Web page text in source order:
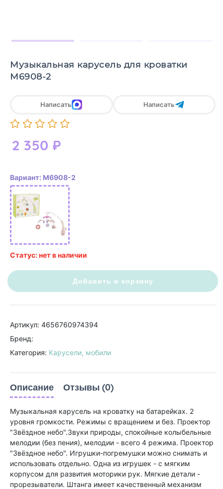
Музыкальная карусель для кроватки
М6908-2
2 350 ₽
Написать Написать
Вариант: М6908-2
Статус: нет в наличии
Добавить в корзину
Артикул: 4656760974394
Бренд:
Категория: Карусели, мобили
Описание Отзывы (0)
Музыкальная карусель на кроватку на батарейках. 2
уровня громкости. Режимы с вращением и без. Проектор
"Звёздное небо".Звуки природы, спокойные колыбельные
мелодии (без пения), мелодии - всего 4 режима. Проектор
"Звёздное небо". Игрушки-погремушки можно снимать и
использовать отдельно. Одна из игрушек - с мягким
корпусом для развития моторики рук. Мягкие детали -
прорезыватели. Штанга имеет качественный механизм